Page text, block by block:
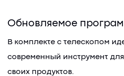
Обновляемое
В комплекте с телескопом
современный инструмент
своих продуктов.